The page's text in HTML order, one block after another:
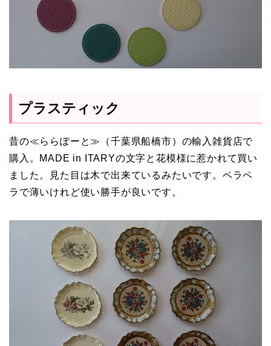
プラスティック
昔の≪ららぽーと≫（千葉県船橋市）の輸入雑貨店で
購入。MADE in ITARYの文字と花模様に惹かれて買い
ました。見た目は木で出来ているみたいです。ペラペ
ラで薄いけれど使い勝手が良いです。